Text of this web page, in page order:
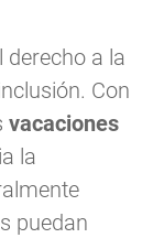
a la
Con
vacaciones
la
puedan